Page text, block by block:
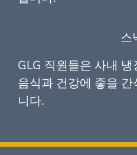
스
GLG 직원들은 사내
음식과 건강에 좋을
니다.